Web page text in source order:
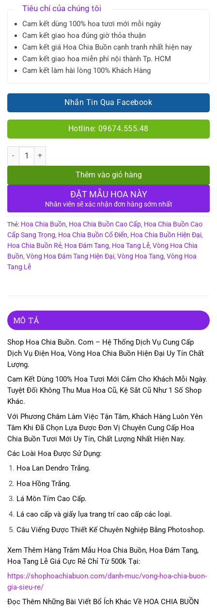
Tiêu chí của chúng tôi
Cam kết dùng 100% hoa tươi mới mỗi ngày
Cam kết giao hoa đúng giờ thỏa thuận
Cam kết giá Hoa Chia Buồn cạnh tranh nhất hiện nay
Cam kết giao hoa miễn phí nội thành Tp. HCM
Cam kết làm hài lòng 100% Khách Hàng
Nhắn Tin Qua Facebook
Hotline: 09674.555.48
Số lượng
Thêm vào giỏ hàng
ĐẶT MẪU HOA NÀY
Nhân viên sẽ xác nhận đơn hàng sớm nhất
Thẻ: Hoa Chia Buồn Hoa Chia Buồn Cao Cấp Hoa Chia Buồn Cao
Cấp Sang Trọng Hoa Chia Buồn Cổ Điển Hoa Chia Buồn Hiện Đại
Hoa Chia Buồn Rẻ Hoa Đám Tang Hoa Tang Lễ Vòng Hoa Chia
Buồn Vòng Hoa Đám Tang Hiện Đại Vòng Hoa Tang Vòng Hoa
Tang Lễ
MÔ TẢ
Shop Hoa Chia Buồn. Com – Hệ Thống Dịch Vụ Cung Cấp
Dịch Vụ Điện Hoa, Vòng Hoa Chia Buồn Hiện Đại Uy Tín Chất
Lượng.
Cam Kết Dùng 100% Hoa Tươi Mới Cắm Cho Khách Mỗi Ngày.
Tuyệt Đối Không Thu Mua Hoa Cũ, Kệ Sắt Cũ Như 1 Số Shop
Khác.
Với Phương Châm Làm Việc Tận Tâm, Khách Hàng Luôn Yên
Tâm Khi Đã Chọn Lựa Được Đơn Vị Chuyên Cung Cấp Hoa
Chia Buồn Tươi Mới Uy Tín, Chất Lượng Nhất Hiện Nay.
Các Loài Hoa Được Sử Dụng:
Hoa Lan Dendro Trắng.
Hoa Hồng Trắng.
Lá Môn Tím Cao Cấp.
Lá cao cấp và giấy lụa trang trí cao cấp các loại.
Câu Viếng Được Thiết Kế Chuyên Nghiệp Bằng Photoshop.
Xem Thêm Hàng Trăm Mẫu Hoa Chia Buồn, Hoa Đám Tang,
Hoa Tang Lễ Giá Cực Rẻ Chỉ Từ 500k Tại:
https://shophoachiabuon.com/danh-muc/vong-hoa-chia-buon-
gia-sieu-re/
Đọc Thêm Những Bài Viết Bổ Ích Khác Về HOA CHIA BUỒN